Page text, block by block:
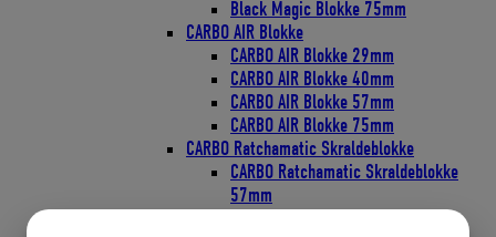
Black Magic Blokke 75mm
CARBO AIR Blokke
CARBO AIR Blokke 29mm
CARBO AIR Blokke 40mm
CARBO AIR Blokke 57mm
CARBO AIR Blokke 75mm
CARBO Ratchamatic Skraldeblokke
CARBO Ratchamatic Skraldeblokke
57mm
CARBO Ratchamatic Skraldeblokke